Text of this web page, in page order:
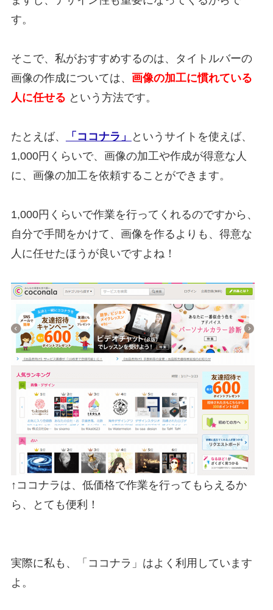
す。
そこで、私がおすすめするのは、タイトルバーの
画像の作成については、 画像の加工に慣れている
人に任せる という方法です。
たとえば、 「ココナラ」
というサイトを使えば、
1,000円くらいで、画像の加工や作成が得意な人
に、画像の加工を依頼することができます。
1,000円くらいで作業を行ってくれるのですから、
自分で手間をかけて、画像を作るよりも、得意な
人に任せたほうが良いですよね！
↑ココナラは、低価格で作業を行ってもらえるか
ら、とても便利！
実際に私も、「ココナラ」はよく利用しています
よ。